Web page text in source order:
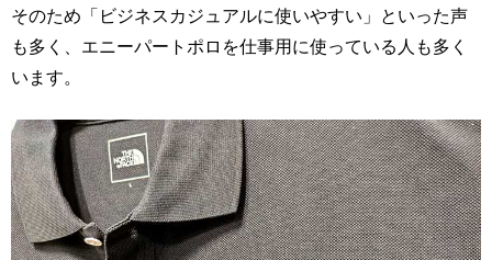
そのため「ビジネスカジュアルに使いやすい」といった声
も多く、エニーパートポロを仕事用に使っている人も多く
います。